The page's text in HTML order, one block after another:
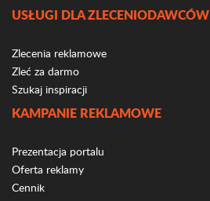
USŁUGI DLA ZLECENIODAWCÓW
Zlecenia reklamowe
Zleć za darmo
Szukaj inspiracji
KAMPANIE REKLAMOWE
Prezentacja portalu
Oferta reklamy
Cennik